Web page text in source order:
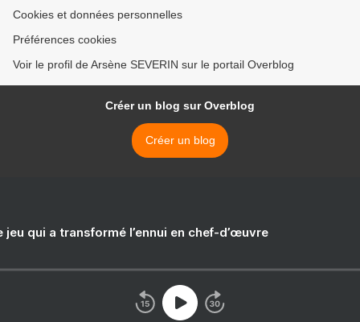
Cookies et données personnelles
Préférences cookies
Voir le profil de Arsène SEVERIN sur le portail Overblog
Créer un blog sur Overblog
Créer un blog
jeu qui a transformé l’ennui en chef-d’œuvre